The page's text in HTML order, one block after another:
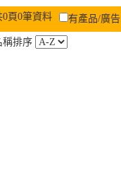
0頁0筆資料 有產品/廣告
稱排序